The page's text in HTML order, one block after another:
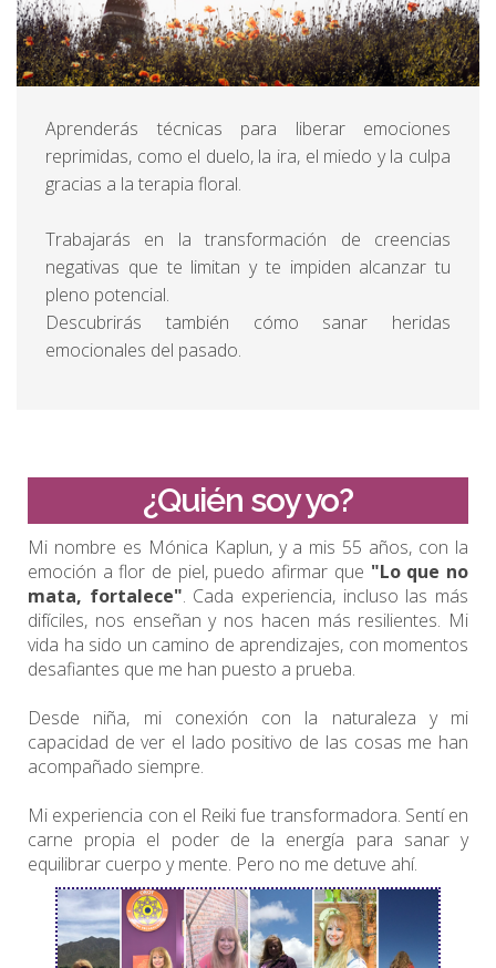
Aprenderás técnicas para liberar emociones
reprimidas, como el duelo, la ira, el miedo y la culpa
gracias a la terapia floral.
Trabajarás en la transformación de creencias
negativas que te limitan y te impiden alcanzar tu
pleno potencial.
Descubrirás también cómo sanar heridas
emocionales del pasado.
¿Quién soy yo?
Mi nombre es Mónica Kaplun, y a mis 55 años, con la
emoción a flor de piel, puedo afirmar que "Lo que no
mata, fortalece". Cada experiencia, incluso las más
difíciles, nos enseñan y nos hacen más resilientes. Mi
vida ha sido un camino de aprendizajes, con momentos
desafiantes que me han puesto a prueba.
Desde niña, mi conexión con la naturaleza y mi
capacidad de ver el lado positivo de las cosas me han
acompañado siempre.
Mi experiencia con el Reiki fue transformadora. Sentí en
carne propia el poder de la energía para sanar y
equilibrar cuerpo y mente. Pero no me detuve ahí.